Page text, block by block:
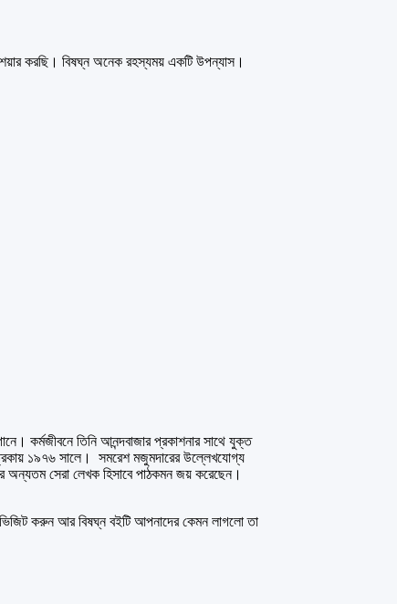
করছি। বিষঘ্ন অনেক রহস্যময় একটি উপন্যাস।
কর্মজীবনে তিনি আনন্দবাজার প্রকাশনার সাথে যুক্ত
১৯৭৬ সালে। সমরেশ মজুমদারের উল্লেখযোগ্য
অন্যতম সেরা লেখক হিসাবে পাঠকমন জয় করেছেন।
করুন আর বিষঘ্ন বইটি আপনাদের কেমন লাগলো তা